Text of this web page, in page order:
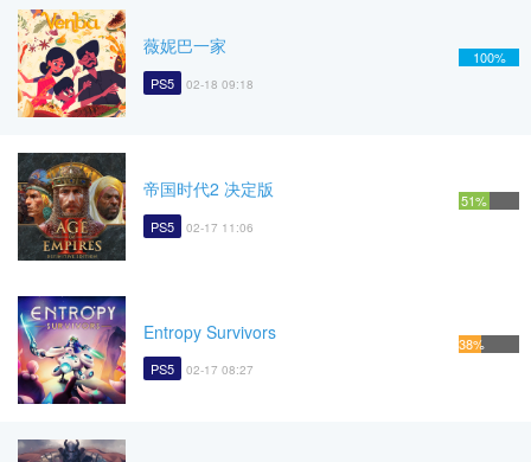
薇妮巴一家
PS5 02-18 09:18
100%
帝国时代2 决定版
PS5 02-17 11:06
51%
Entropy Survivors
PS5 02-17 08:27
38%